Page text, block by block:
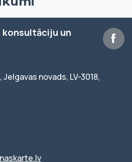
konsultāciju un
novads, LV-3018,